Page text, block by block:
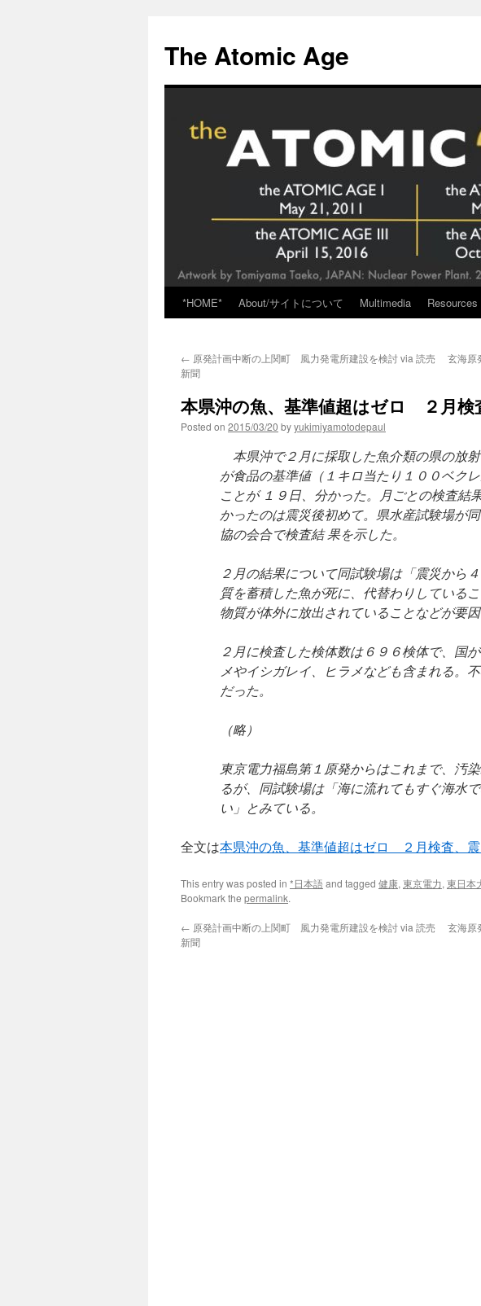
content
The Atomic Age
*HOME* About/サイトについて Multimedia Resources
← 原発計画中断の上関町 風力発電所建設を検討 via 読売
新聞
玄海原
本県沖の魚、基準値超はゼロ ２月検
Posted on 2015/03/20 byyukimiyamotodepaul
本県沖で２月に採取した魚介類の県の放
が食品の基準値（１キロ当たり１００ベク
ことが １９日、分かった。月ごとの検査結
かったのは震災後初めて。県水産試験場が
協の会合で検査結 果を示した。
２月の結果について同試験場は「震災から
質を蓄積した魚が死に、代替わりしている
物質が体外に放出されていることなどが要因
２月に検査した検体数は６９６検体で、国
メやイシガレイ、ヒラメなども含まれる。
だった。
（略）
東京電力福島第１原発からはこれまで、汚
るが、同試験場は「海に流れてもすぐ海水
い」とみている。
全文は本県沖の魚、基準値超はゼロ ２月検査、
This entry was posted in *日本語and tagged 健康, 東京電力, 東日本
Bookmark the permalink.
← 原発計画中断の上関町 風力発電所建設を検討 via 読売
新聞
玄海原